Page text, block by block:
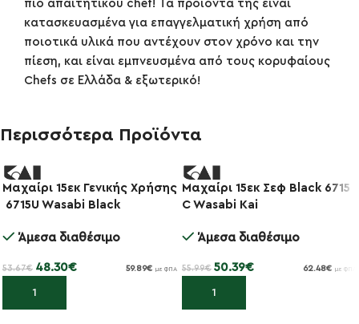
πιο απαιτητικού chef! Τα προϊόντα της είναι
κατασκευασμένα για επαγγελματική χρήση από
ποιοτικά υλικά που αντέχουν στον χρόνο και την
πίεση, και είναι εμπνευσμένα από τους κορυφαίους
Chefs σε Ελλάδα & εξωτερικό!
Περισσότερα Προϊόντα
Μαχαίρι 15εκ Γενικής Χρήσης
6715U Wasabi Black
Άμεσα διαθέσιμο
53.67€ 48.30€ 59.89€ με ΦΠΑ
Προσθήκη στο καλάθι
Μαχαίρι 15εκ Σεφ Black 6715
C Wasabi Kai
Άμεσα διαθέσιμο
55.99€ 50.39€ 62.48€ με ΦΠΑ
Προσθήκη στο καλάθι